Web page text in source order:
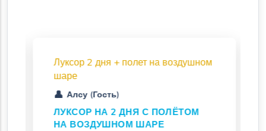
Луксор 2 дня + полет на воздушном
шаре
Алсу (Гость)
ЛУКСОР НА 2 ДНЯ С ПОЛЁТОМ
НА ВОЗДУШНОМ ШАРЕ